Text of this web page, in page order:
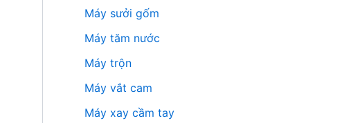
Máy sưởi gốm
Máy tăm nước
Máy trộn
Máy vắt cam
Máy xay cầm tay